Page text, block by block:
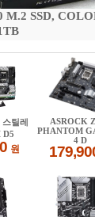
M.2 SSD,